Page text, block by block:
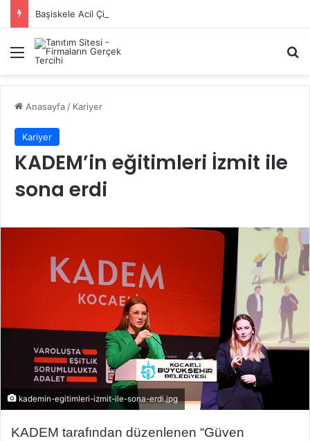
Başiskele Acil Çilingir Hizmeti İçin Doğru Adres Neresi?
Menü
Anasayfa / Kariyer
Kariyer
KADEM’in eğitimleri İzmit ile
sona erdi
kademin-egitimleri-izmit-ile-sona-erdi.jpg
KADEM tarafından düzenlenen “Güven